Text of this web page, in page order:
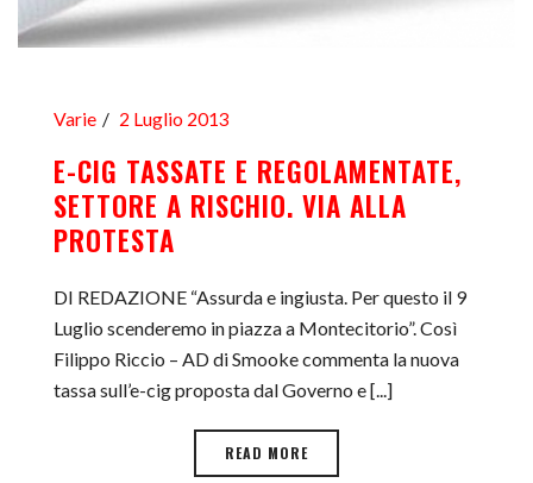
Varie 2 Luglio 2013
E-CIG TASSATE E REGOLAMENTATE,
SETTORE A RISCHIO. VIA ALLA
PROTESTA
DI REDAZIONE “Assurda e ingiusta. Per questo il 9
Luglio scenderemo in piazza a Montecitorio”. Così
Filippo Riccio – AD di Smooke commenta la nuova
tassa sull’e-cig proposta dal Governo e [...]
READ MORE